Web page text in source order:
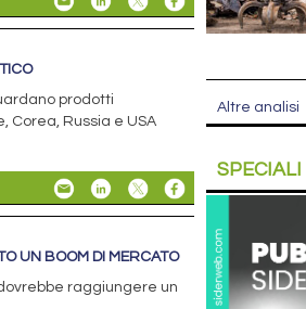
prodotti
Corea, Russia e USA
UN BOOM DI MERCATO
raggiungere un
Altre analisi
SPECIALI